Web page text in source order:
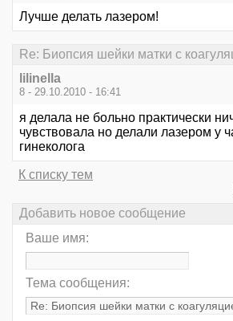
Лучше делать лазером!
Re: Биопсия шейки матки с
lilinella
8 - 29.10.2010 - 16:41
я делала не больно практически
чувствовала но делали лазером у
гинеколога
К списку тем
Добавить новое сообщение
Ваше имя:
Тема сообщения: